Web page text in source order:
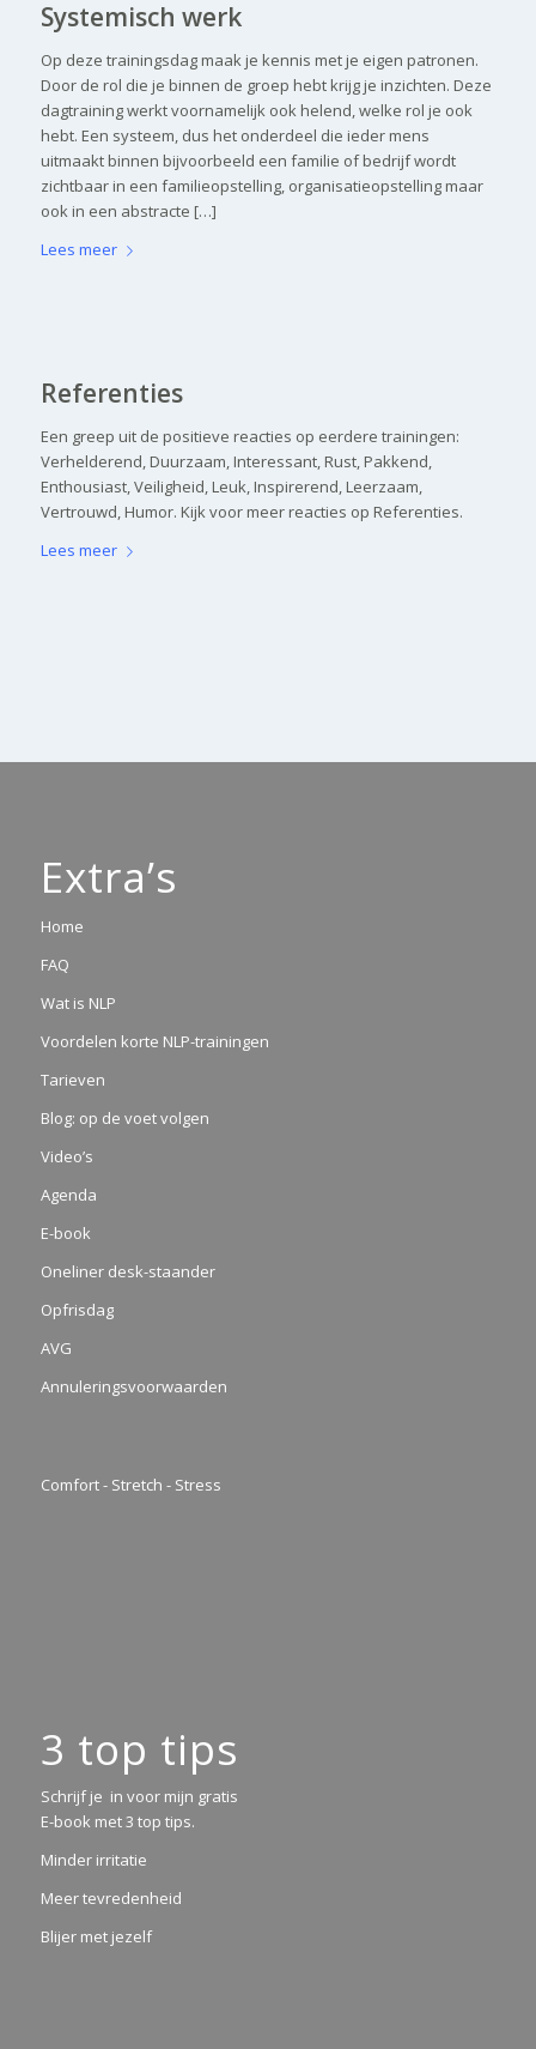
Systemisch werk
Op deze trainingsdag maak je kennis met je eigen patronen.
Door de rol die je binnen de groep hebt krijg je inzichten. Deze
dagtraining werkt voornamelijk ook helend, welke rol je ook
hebt. Een systeem, dus het onderdeel die ieder mens
uitmaakt binnen bijvoorbeeld een familie of bedrijf wordt
zichtbaar in een familieopstelling, organisatieopstelling maar
ook in een abstracte […]
Lees meer
Referenties
Een greep uit de positieve reacties op eerdere trainingen:
Verhelderend, Duurzaam, Interessant, Rust, Pakkend,
Enthousiast, Veiligheid, Leuk, Inspirerend, Leerzaam,
Vertrouwd, Humor. Kijk voor meer reacties op Referenties.
Lees meer
Extra’s
Home
FAQ
Wat is NLP
Voordelen korte NLP-trainingen
Tarieven
Blog: op de voet volgen
Video’s
Agenda
E-book
Oneliner desk-staander
Opfrisdag
AVG
Annuleringsvoorwaarden
Comfort - Stretch - Stress
3 top tips
Schrijf je in voor mijn gratis
E-book met 3 top tips.
Minder irritatie
Meer tevredenheid
Blijer met jezelf